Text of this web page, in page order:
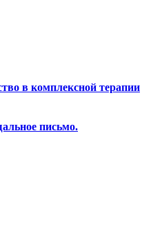
в комплексной терапии
письмо.